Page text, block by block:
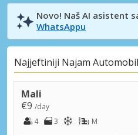
Novo! Naš AI asistent
WhatsAppu
Najjeftiniji Najam
Mali
€9 /day
4
3 M